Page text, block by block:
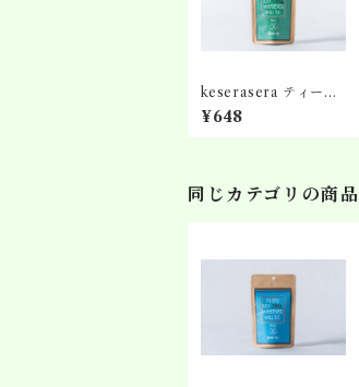
keserasera ティーバ
ッグ No.1 おくゆたか
¥648
同じカテゴリの商品